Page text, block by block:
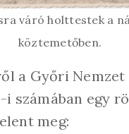
váró holttestek a
köztemetőben.
a Győri Nemzet
i számában egy
meg: